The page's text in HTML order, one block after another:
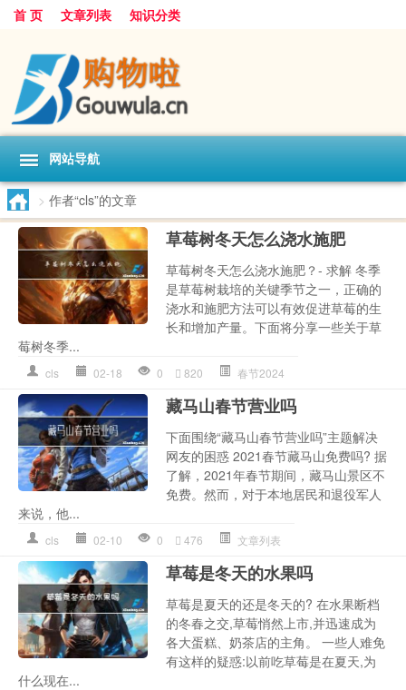
首 页 文章列表 知识分类
网站导航
> 作者“cls”的文章
草莓树冬天怎么浇水施肥
草莓树冬天怎么浇水施肥？- 求解 冬季
是草莓树栽培的关键季节之一，正确的
浇水和施肥方法可以有效促进草莓的生
长和增加产量。下面将分享一些关于草
莓树冬季...
cls 02-18 0 820 春节2024
藏马山春节营业吗
下面围绕“藏马山春节营业吗”主题解决
网友的困惑 2021春节藏马山免费吗? 据
了解，2021年春节期间，藏马山景区不
免费。然而，对于本地居民和退役军人
来说，他...
cls 02-10 0 476 文章列表
草莓是冬天的水果吗
草莓是夏天的还是冬天的? 在水果断档
的冬春之交,草莓悄然上市,并迅速成为
各大蛋糕、奶茶店的主角。 一些人难免
有这样的疑惑:以前吃草莓是在夏天,为
什么现在...